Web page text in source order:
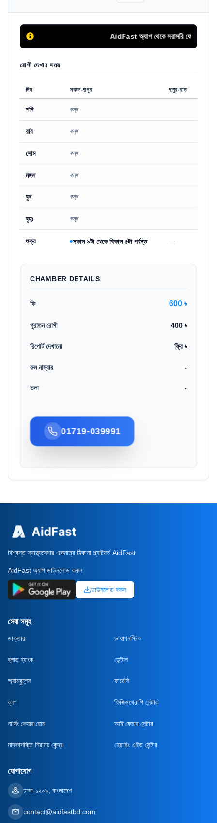
AidFast অ্যাপ থেকে সরাসরি ফোন কলের
রোগী দেখার সময়
দিন সকাল-দুপুর দুপুর-রাত
শনি বন্ধ
রবি বন্ধ
সোম বন্ধ
মঙ্গল বন্ধ
বুধ বন্ধ
বৃহঃ বন্ধ
শুক্র সকাল ৯টা থেকে বিকাল ৫টা পর্যন্ত —
CHAMBER DETAILS
ফি 600 ৳
পুরাতন রোগী 400 ৳
রিপোর্ট দেখানো ফ্রি ৳
রুম নাম্বার -
তলা -
01719-039991
বিশ্বস্ত স্বাস্থ্যসেবার একমাত্র ঠিকানা প্ল্যাটফর্ম AidFast
AidFast অ্যাপ ডাউনলোড করুন
ডাউনলোড করুন
সেবা সমূহ
ডাক্তার ডায়াগনস্টিক
ব্লাড ব্যাংক ডেন্টাল
অ্যাম্বুলেন্স ফার্মেসি
ব্লগ ফিজিওথেরাপি সেন্টার
নার্সিং কেয়ার হোম আই কেয়ার সেন্টার
মাদকাসক্তি নিরাময় কেন্দ্র হেয়ারিং এইড সেন্টার
যোগাযোগ
ঢাকা-১২০৯, বাংলাদেশ
contact@aidfastbd.com